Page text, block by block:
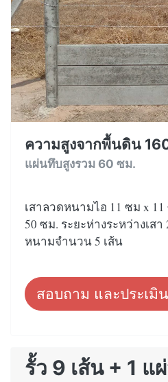
ความสูงจากพื้นดิน
แผ่นทึบสูงรวม 60 ซม.
เสาลวดหนามไอ 11 ซม x
50 ซม. ระยะห่างระหว่างเสา
หนามจำนวน 5 เส้น
สอบถาม และประเมิ
รั้ว 9 เส้น + 1 แ